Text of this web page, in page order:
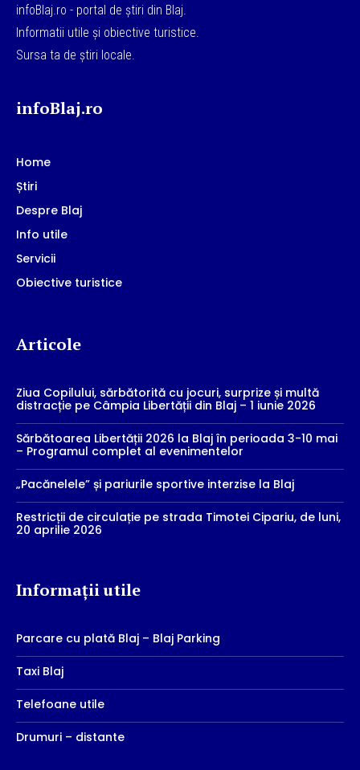
infoBlaj.ro - portal de știri din Blaj.
Informatii utile și obiective turistice.
Sursa ta de știri locale.
infoBlaj.ro
Home
Știri
Despre Blaj
Info utile
Servicii
Obiective turistice
Articole
Ziua Copilului, sărbătorită cu jocuri, surprize și multă
distracție pe Câmpia Libertății din Blaj – 1 iunie 2026
Sărbătoarea Libertății 2026 la Blaj în perioada 3-10 mai
– Programul complet al evenimentelor
„Pacănelele” și pariurile sportive interzise la Blaj
Restricții de circulație pe strada Timotei Cipariu, de luni,
20 aprilie 2026
Informații utile
Parcare cu plată Blaj – Blaj Parking
Taxi Blaj
Telefoane utile
Drumuri – distante